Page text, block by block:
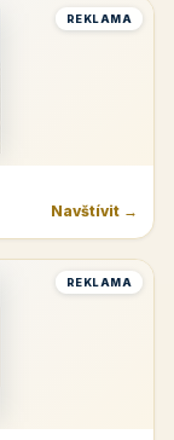
REKLAMA
Navštívit →
REKLAMA